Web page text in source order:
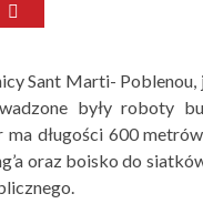
Sant Marti-
były roboty
długości 600
oraz boisko do